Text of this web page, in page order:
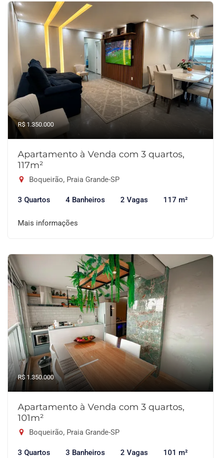
R$ 1.350.000
Apartamento à Venda com 3 quartos,
117m²
Boqueirão, Praia Grande-SP
3 Quartos 4 Banheiros 2 Vagas 117 m²
Mais informações
R$ 1.350.000
Apartamento à Venda com 3 quartos,
101m²
Boqueirão, Praia Grande-SP
3 Quartos 3 Banheiros 2 Vagas 101 m²